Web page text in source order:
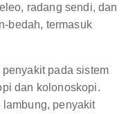
radang sendi, dan
bedah, termasuk
pada sistem
dan kolonoskopi.
lambung, penyakit